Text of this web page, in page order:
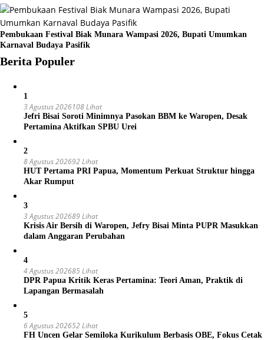
Pembukaan Festival Biak Munara Wampasi 2026, Bupati Umumkan
Karnaval Budaya Pasifik
Berita Populer
1
3 Agustus 2026108 Lihat
Jefri Bisai Soroti Minimnya Pasokan BBM ke Waropen, Desak
Pertamina Aktifkan SPBU Urei
2
8 Agustus 202692 Lihat
HUT Pertama PRI Papua, Momentum Perkuat Struktur hingga
Akar Rumput
3
3 Agustus 202689 Lihat
Krisis Air Bersih di Waropen, Jefry Bisai Minta PUPR Masukkan
dalam Anggaran Perubahan
4
4 Agustus 202685 Lihat
DPR Papua Kritik Keras Pertamina: Teori Aman, Praktik di
Lapangan Bermasalah
5
6 Agustus 202652 Lihat
FH Uncen Gelar Semiloka Kurikulum Berbasis OBE, Fokus Cetak